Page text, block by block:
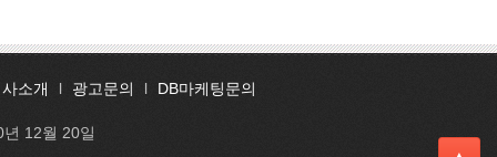
소개 l 광고문의 l DB마케팅문의
12월 20일